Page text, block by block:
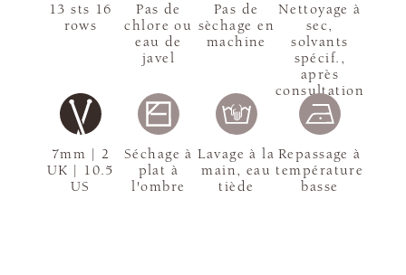
7mm | 2
UK | 10.5
US
13 sts 16
rows
Pas de
chlore ou
eau de
javel
Pas de
sèchage en
machine
Nettoyage à
sec,
solvants
spécif.,
après
consultation
Séchage à
plat à
l'ombre
Lavage à la
main, eau
tiède
Repassage à
température
basse